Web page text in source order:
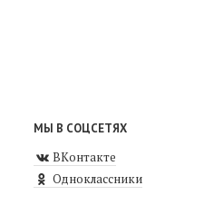
МЫ В СОЦСЕТЯХ
ВКонтакте
Одноклассники